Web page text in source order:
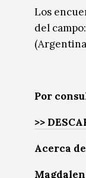
Los
del campo:
Por
>>
Acerca